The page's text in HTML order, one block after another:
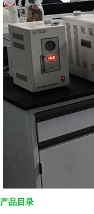
产品目录